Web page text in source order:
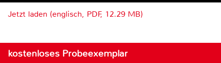
Jetzt laden (englisch, PDF, 12.29 MB)
kostenloses Probeexemplar